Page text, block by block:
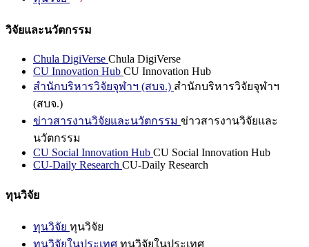
วิจัยและนวัตกรรม
Chula DigiVerse Chula DigiVerse
CU Innovation Hub CU Innovation Hub
สำนักบริหารวิจัยจุฬาฯ (สบจ.) สำนักบริหารวิจัยจุฬาฯ
(สบจ.)
ข่าวสารงานวิจัยและนวัตกรรม ข่าวสารงานวิจัยและ
นวัตกรรม
CU Social Innovation Hub CU Social Innovation Hub
CU-Daily Research CU-Daily Research
ทุนวิจัย
ทุนวิจัย ทุนวิจัย
ทุนวิจัยในประเทศ ทุนวิจัยในประเทศ